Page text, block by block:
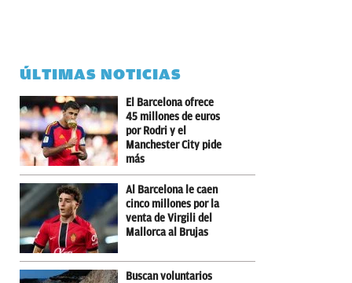
ÚLTIMAS NOTICIAS
El Barcelona ofrece
45 millones de euros
por Rodri y el
Manchester City pide
más
Al Barcelona le caen
cinco millones por la
venta de Virgili del
Mallorca al Brujas
Buscan voluntarios